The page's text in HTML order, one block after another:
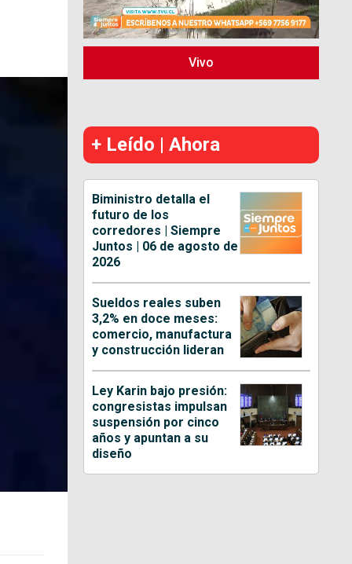
Vivo
+ Leído | Ahora
Biministro detalla el
futuro de los
corredores | Siempre
Juntos | 06 de agosto de
2026
Sueldos reales suben
3,2% en doce meses:
comercio, manufactura
y construcción lideran
Ley Karin bajo presión:
congresistas impulsan
suspensión por cinco
años y apuntan a su
diseño